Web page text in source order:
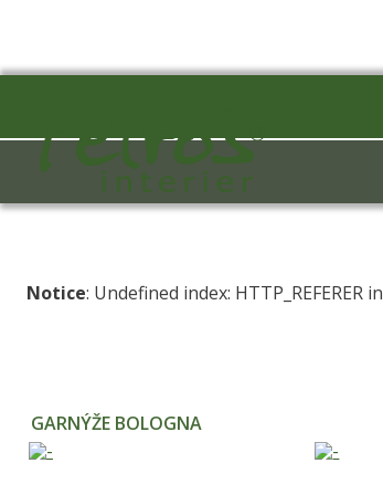
Notice: Undefined index: HTTP_REFERER in
GARNÝŽE BOLOGNA